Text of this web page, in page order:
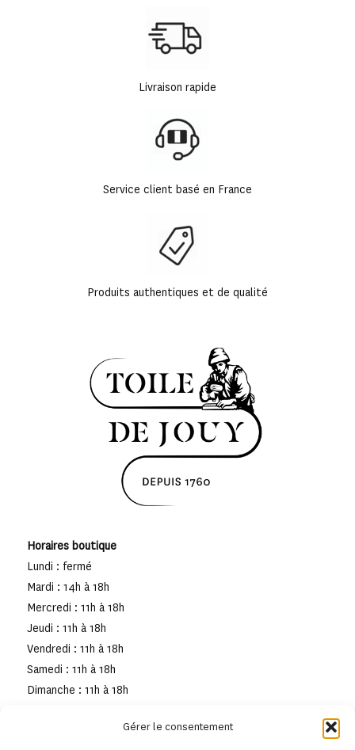
Gérer le consentement
Livraison rapide
Service client basé en France
Produits authentiques et de qualité
Horaires boutique
Lundi : fermé
Mardi : 14h à 18h
Mercredi : 11h à 18h
Jeudi : 11h à 18h
Vendredi : 11h à 18h
Samedi : 11h à 18h
Dimanche : 11h à 18h